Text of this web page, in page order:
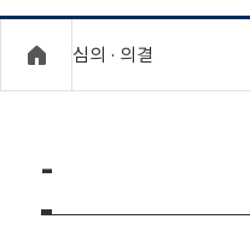
보
보
위
심의 · 의결
-